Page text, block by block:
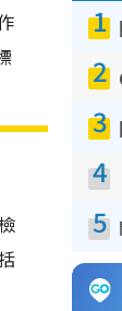
1
2
3
4
5